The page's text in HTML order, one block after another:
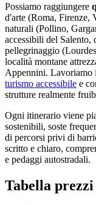
Possiamo raggiungere
d'arte (Roma, Firenze,
naturali (Pollino,
accessibili del Salento,
pellegrinaggio
località montane
Appennini. Lavoriamo
turismo accessibile e
strutture realmente
Ogni itinerario viene
sostenibili, soste
di percorsi privi di
scritto e chiaro,
e pedaggi autostradali.
Tabella